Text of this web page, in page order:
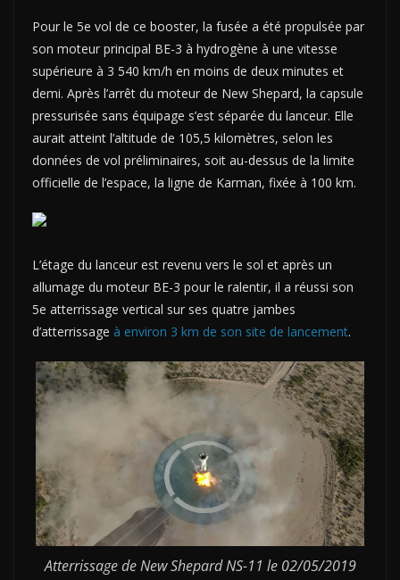
Pour le 5e vol de ce booster, la fusée a été propulsée par
son moteur principal BE-3 à hydrogène à une vitesse
supérieure à 3 540 km/h en moins de deux minutes et
demi. Après l’arrêt du moteur de New Shepard, la capsule
pressurisée sans équipage s’est séparée du lanceur. Elle
aurait atteint l’altitude de 105,5 kilomètres, selon les
données de vol préliminaires, soit au-dessus de la limite
officielle de l’espace, la ligne de Karman, fixée à 100 km.
L’étage du lanceur est revenu vers le sol et après un
allumage du moteur BE-3 pour le ralentir, il a réussi son
5e atterrissage vertical sur ses quatre jambes
d’atterrissage à environ 3 km de son site de lancement.
Atterrissage de New Shepard NS-11 le 02/05/2019